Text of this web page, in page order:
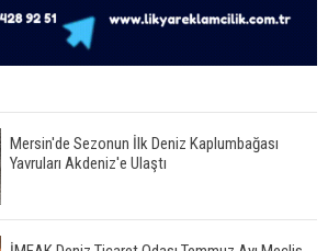
Mersin'de Sezonun İlk Deniz Kaplumbağası
Yavruları Akdeniz'e Ulaştı